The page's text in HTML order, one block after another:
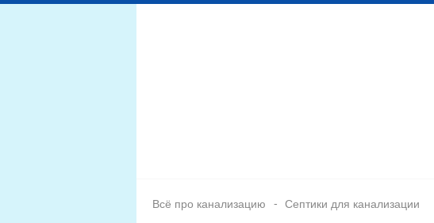
Всё про канализацию Септики для канализации